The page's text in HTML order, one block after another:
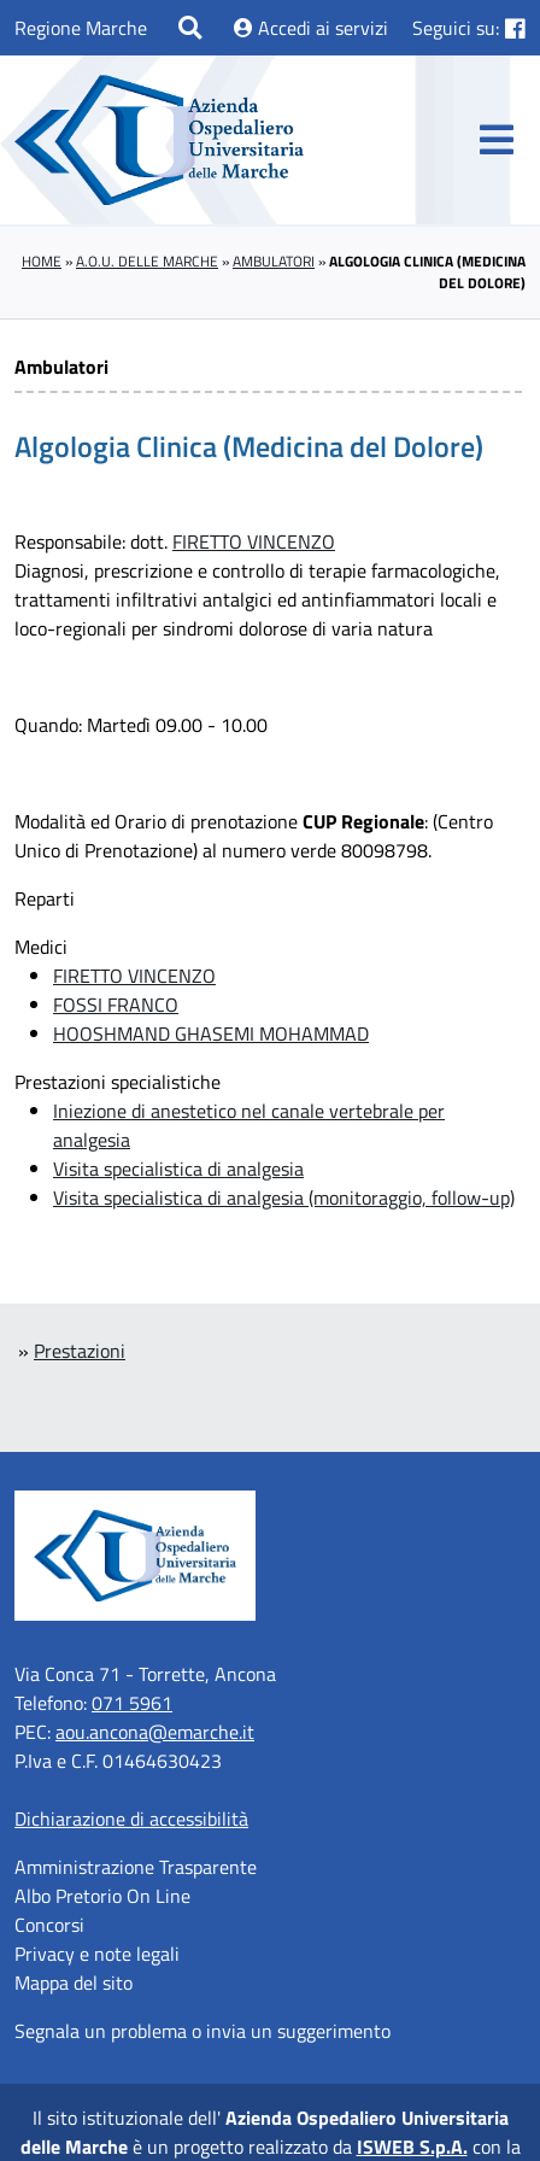
Regione Marche Accedi ai servizi Seguici su:
HOME »A.O.U. DELLE MARCHE »AMBULATORI »ALGOLOGIA CLINICA (MEDICINA
DEL DOLORE)
Ambulatori
Algologia Clinica (Medicina del Dolore)
Responsabile: dott. FIRETTO VINCENZO
Diagnosi, prescrizione e controllo di terapie farmacologiche,
trattamenti infiltrativi antalgici ed antinfiammatori locali e
loco-regionali per sindromi dolorose di varia natura
Quando: Martedì 09.00 - 10.00
Modalità ed Orario di prenotazioneCUP Regionale: (Centro
Unico di Prenotazione) al numero verde 80098798.
Reparti
Medici
FIRETTO VINCENZO
FOSSI FRANCO
HOOSHMAND GHASEMI MOHAMMAD
Prestazioni specialistiche
Iniezione di anestetico nel canale vertebrale per
analgesia
Visita specialistica di analgesia
Visita specialistica di analgesia (monitoraggio, follow-up)
» Prestazioni
Via Conca 71 - Torrette, Ancona
Telefono:071 5961
PEC:aou.ancona@emarche.it
P.Iva e C.F. 01464630423
Dichiarazione di accessibilità
Amministrazione Trasparente
Albo Pretorio On Line
Concorsi
Privacy e note legali
Mappa del sito
Segnala un problema o invia un suggerimento
Il sito istituzionale dell'Azienda Ospedaliero Universitaria
delle Marcheè un progetto realizzato da ISWEB S.p.A.con la